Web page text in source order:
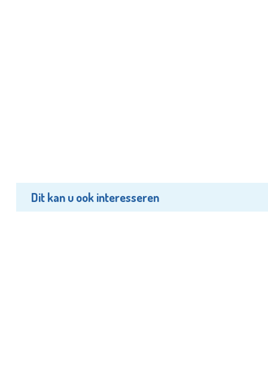
Dit kan u ook interesseren